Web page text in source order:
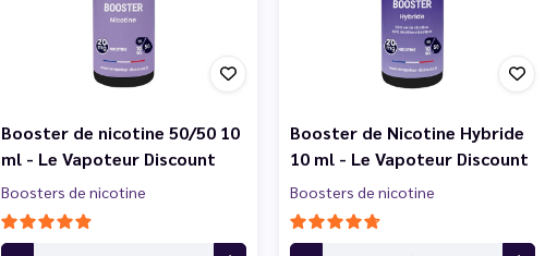
Booster de nicotine 50/50 10
ml - Le Vapoteur Discount
Boosters de nicotine
Booster de Nicotine Hybride
10 ml - Le Vapoteur Discount
Boosters de nicotine